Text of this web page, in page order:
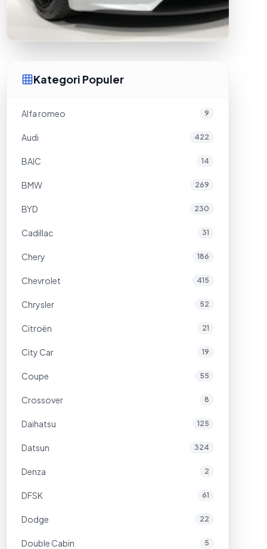
Kategori Populer
Alfa romeo 9
Audi 422
BAIC 14
BMW 269
BYD 230
Cadillac 31
Chery 186
Chevrolet 415
Chrysler 52
Citroën 21
City Car 19
Coupe 55
Crossover 8
Daihatsu 125
Datsun 324
Denza 2
DFSK 61
Dodge 22
Double Cabin 5